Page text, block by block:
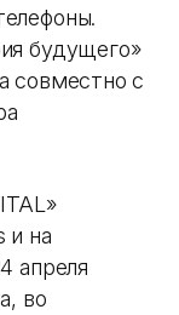
будущего»
совместно с
и на
апреля
во